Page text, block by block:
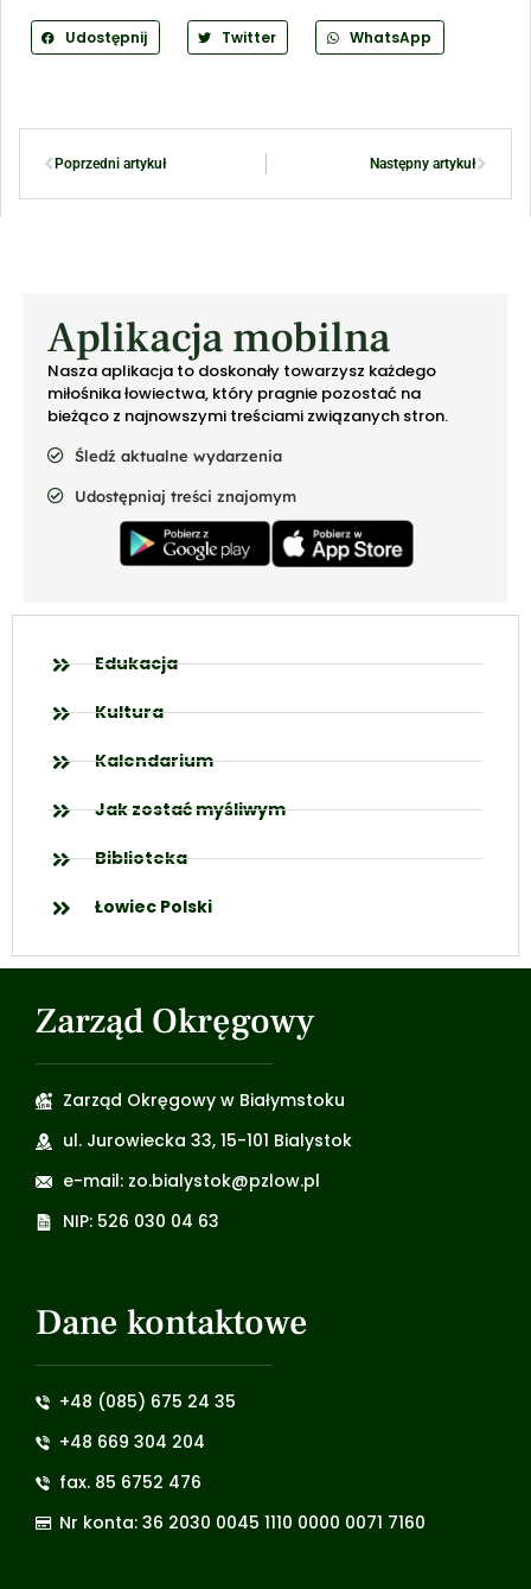
Udostępnij Twitter WhatsApp
Poprzedni artykuł Następny artykuł
Aplikacja mobilna
Nasza aplikacja to doskonały towarzysz każdego
miłośnika łowiectwa, który pragnie pozostać na
bieżąco z najnowszymi treściami związanych stron.
Śledź aktualne wydarzenia
Udostępniaj treści znajomym
Edukacja
Kultura
Kalendarium
Jak zostać myśliwym
Biblioteka
Łowiec Polski
Zarząd Okręgowy
Zarząd Okręgowy w Białymstoku
ul. Jurowiecka 33, 15-101 Bialystok
e-mail: zo.bialystok@pzlow.pl
NIP: 526 030 04 63
Dane kontaktowe
+48 (085) 675 24 35
+48 669 304 204
fax. 85 6752 476
Nr konta: 36 2030 0045 1110 0000 0071 7160